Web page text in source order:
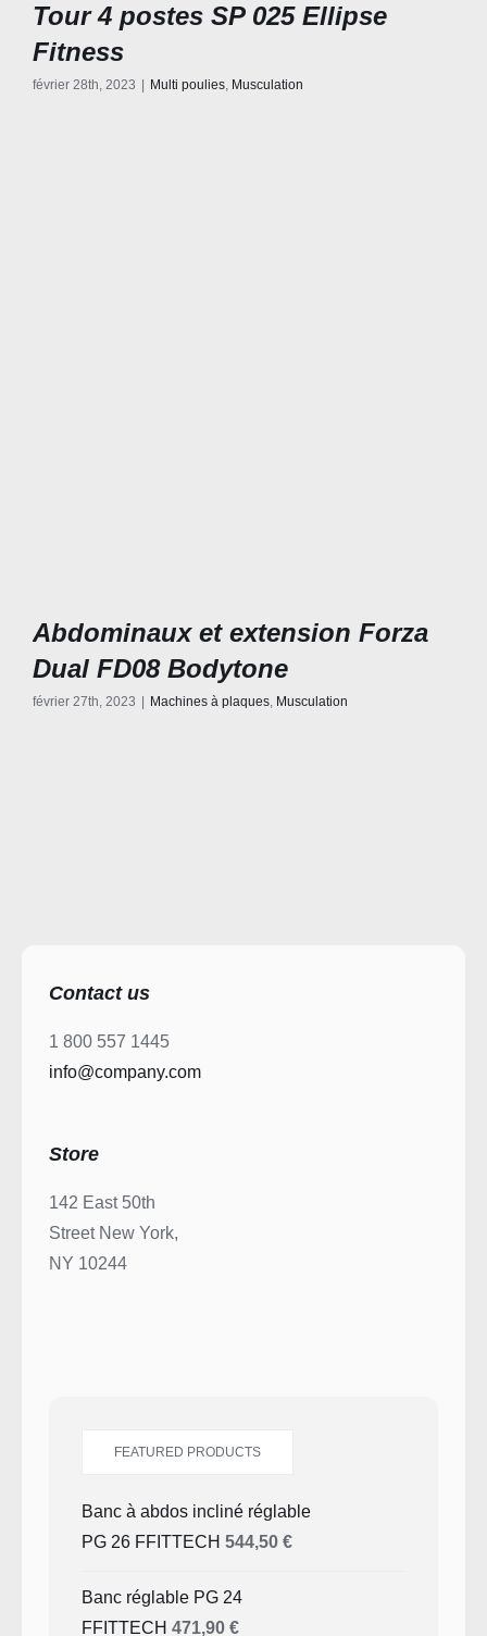
Tour 4 postes SP 025 Ellipse
Fitness
février 28th, 2023 Multi poulies, Musculation
Abdominaux et extension Forza
Dual FD08 Bodytone
février 27th, 2023 Machines à plaques, Musculation
Contact us
1 800 557 1445
info@company.com
Store
142 East 50th
Street New York,
NY 10244
FEATURED PRODUCTS
Banc à abdos incliné réglable
PG 26 FFITTECH 544,50€
Banc réglable PG 24
FFITTECH 471,90€